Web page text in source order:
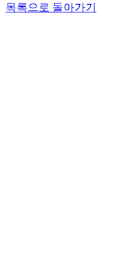
목록으로 돌아가기